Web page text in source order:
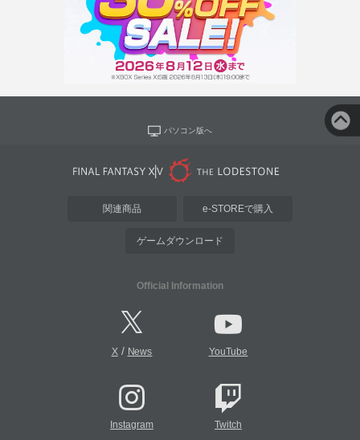
パソコン版へ
関連商品 e-STOREで購入
ゲームダウンロード
Official Information
X/ News YouTube
Instagram Twitch